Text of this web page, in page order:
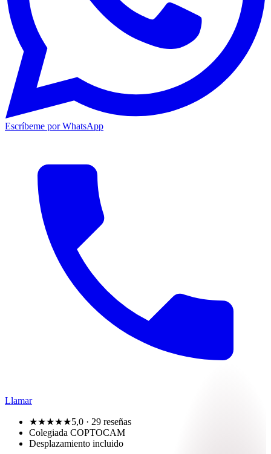
Escríbeme por WhatsApp
Llamar
★★★★★5,0 · 29 reseñas
Colegiada COPTOCAM
Desplazamiento incluido